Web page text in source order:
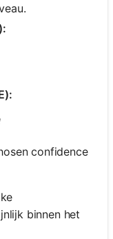
SE
confidence
binnen het